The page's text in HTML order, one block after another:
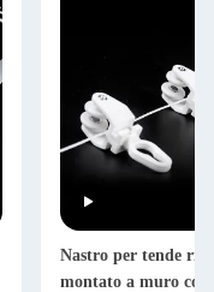
Nastro per tende
montato a muro con